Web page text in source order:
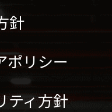
針
ポリシー
ティ方針